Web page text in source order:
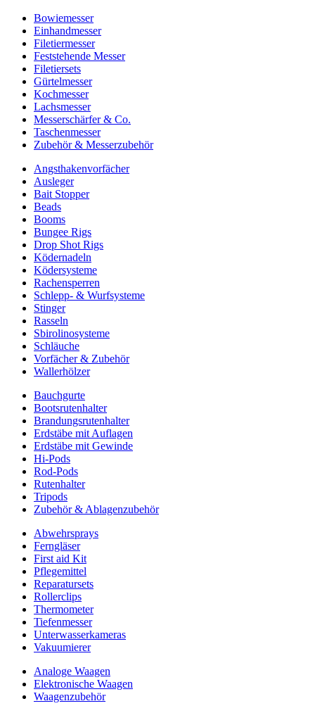
Bowiemesser
Einhandmesser
Filetiermesser
Feststehende Messer
Filetiersets
Gürtelmesser
Kochmesser
Lachsmesser
Messerschärfer & Co.
Taschenmesser
Zubehör & Messerzubehör
Angsthakenvorfächer
Ausleger
Bait Stopper
Beads
Booms
Bungee Rigs
Drop Shot Rigs
Ködernadeln
Ködersysteme
Rachensperren
Schlepp- & Wurfsysteme
Stinger
Rasseln
Sbirolinosysteme
Schläuche
Vorfächer & Zubehör
Wallerhölzer
Bauchgurte
Bootsrutenhalter
Brandungsrutenhalter
Erdstäbe mit Auflagen
Erdstäbe mit Gewinde
Hi-Pods
Rod-Pods
Rutenhalter
Tripods
Zubehör & Ablagenzubehör
Abwehrsprays
Ferngläser
First aid Kit
Pflegemittel
Reparatursets
Rollerclips
Thermometer
Tiefenmesser
Unterwasserkameras
Vakuumierer
Analoge Waagen
Elektronische Waagen
Waagenzubehör